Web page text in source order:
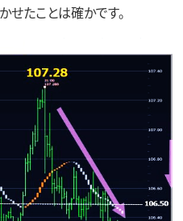
せたことは確かです。